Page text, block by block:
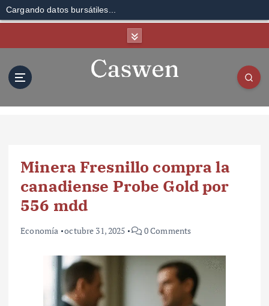
Cargando datos bursátiles...
Minera Fresnillo compra la
canadiense Probe Gold por
556 mdd
Economía octubre 31, 2025 0 Comments